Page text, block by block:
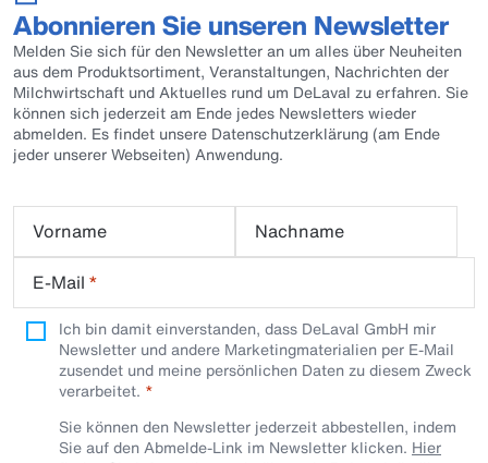
Abonnieren Sie unseren Newsletter
Melden Sie sich für den Newsletter an um alles über Neuheiten
aus dem Produktsortiment, Veranstaltungen, Nachrichten der
Milchwirtschaft und Aktuelles rund um DeLaval zu erfahren. Sie
können sich jederzeit am Ende jedes Newsletters wieder
abmelden. Es findet unsere Datenschutzerklärung (am Ende
jeder unserer Webseiten) Anwendung.
Vorname
Nachname
E-Mail *
Ich bin damit einverstanden, dass DeLaval GmbH mir
Newsletter und andere Marketingmaterialien per E-Mail
zusendet und meine persönlichen Daten zu diesem Zweck
verarbeitet.
Sie können den Newsletter jederzeit abbestellen, indem
Sie auf den Abmelde-Link im Newsletter klicken. Hier